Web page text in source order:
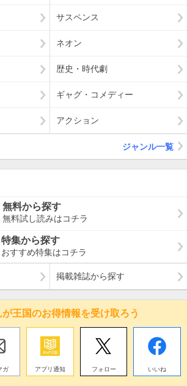
サスペンス
ネオン
歴史・時代劇
ギャグ・コメディー
アクション
ジャンル一覧
無料から探す
無料試し読みはコチラ
特集から探す
おすすめ特集はコチラ
掲載雑誌から探す
が王国のお得情報を受け取ろう
ガ アプリ通知 フォロー いいね